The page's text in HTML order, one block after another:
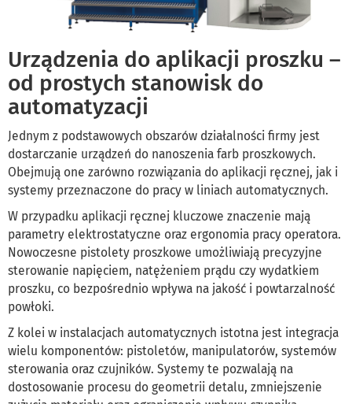
Urządzenia do aplikacji proszku –
od prostych stanowisk do
automatyzacji
Jednym z podstawowych obszarów działalności firmy jest
dostarczanie urządzeń do nanoszenia farb proszkowych.
Obejmują one zarówno rozwiązania do aplikacji ręcznej, jak i
systemy przeznaczone do pracy w liniach automatycznych.
W przypadku aplikacji ręcznej kluczowe znaczenie mają
parametry elektrostatyczne oraz ergonomia pracy operatora.
Nowoczesne pistolety proszkowe umożliwiają precyzyjne
sterowanie napięciem, natężeniem prądu czy wydatkiem
proszku, co bezpośrednio wpływa na jakość i powtarzalność
powłoki.
Z kolei w instalacjach automatycznych istotna jest integracja
wielu komponentów: pistoletów, manipulatorów, systemów
sterowania oraz czujników. Systemy te pozwalają na
dostosowanie procesu do geometrii detalu, zmniejszenie